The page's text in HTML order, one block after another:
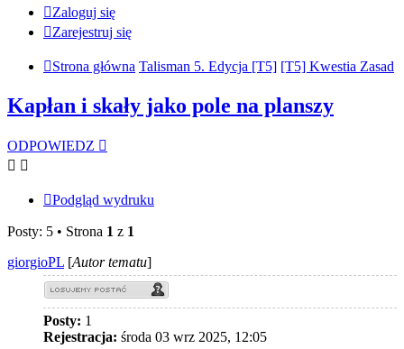
Zaloguj się
Zarejestruj się
Strona główna Talisman 5. Edycja [T5] [T5] Kwestia Zasad
Kapłan i skały jako pole na planszy
ODPOWIEDZ
Podgląd wydruku
Posty: 5 • Strona 1 z 1
giorgioPL [Autor tematu]
Posty: 1
Rejestracja: środa 03 wrz 2025, 12:05